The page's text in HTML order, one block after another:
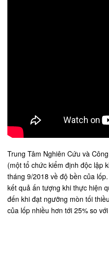
Trung Tâm Nghiên Cứu và
(một tổ chức kiểm định độc lập
tháng 9/2018 về độ bền của
kết quả ấn tượng khi thực hiện
đến khi đạt ngưỡng mòn tối
của lốp nhiều hơn tới 25% so